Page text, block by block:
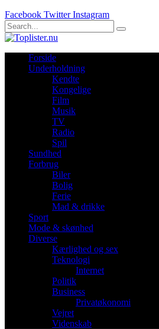
Facebook Twitter Instagram
Forside
Underholdning
Kendte
Kongelige
Film
Musik
TV
Radio
Spil
Sundhed
Forbrug
Biler
Bolig
Ferie
Mad & drikke
Sport
Mode & skønhed
Diverse
Kærlighed og sex
Teknologi
Internet
Politik
Business
Privatøkonomi
Vejret
Videnskab